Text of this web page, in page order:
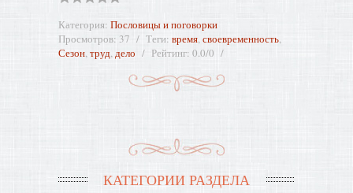
Категория: Пословицы и поговорки
Просмотров: 37 Теги: время,своевременность,
Сезон,труд,дело Рейтинг: 0.0/0
КАТЕГОРИИ РАЗДЕЛА